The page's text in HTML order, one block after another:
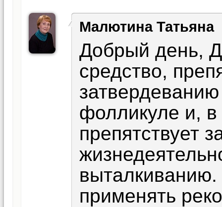
Малютина Татьяна
Добрый день,
средство,
фолликуле и, в
препятствует
применять